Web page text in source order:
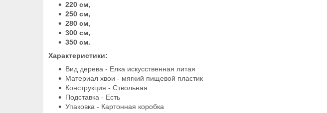
220 см,
250 см,
280 см,
300 см,
350 см.
Характеристики:
Вид дерева - Елка искусственная литая
Материал хвои - мягкий пищевой пластик
Конструкция - Ствольная
Подставка - Есть
Упаковка - Картонная коробка